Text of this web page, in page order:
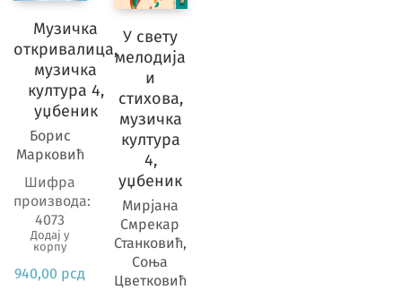
Музичка
откривалица,
музичка
култура 4,
уџбеник
Борис
Марковић
Шифра
производа:
4073
Додај у
корпу
940,00 рсд
У свету
мелодија
и
стихова,
музичка
култура
4,
уџбеник
Мирјана
Смрекар
Станковић,
Соња
Цветковић